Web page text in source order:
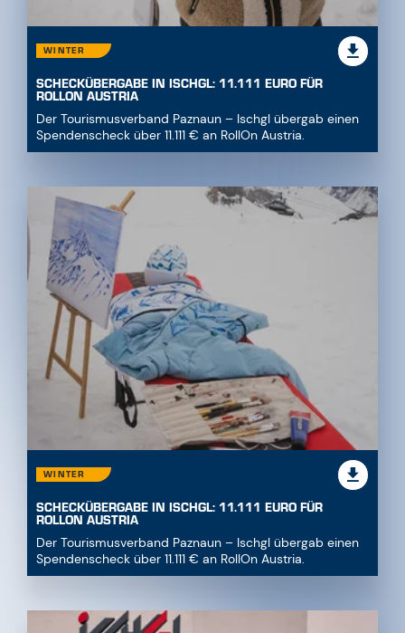
WINTER
SCHECKÜBERGABE IN ISCHGL: 11.111 EURO FÜR
ROLLON AUSTRIA
Der Tourismusverband Paznaun – Ischgl übergab einen
Spendenscheck über 11.111 € an RollOn Austria.
WINTER
SCHECKÜBERGABE IN ISCHGL: 11.111 EURO FÜR
ROLLON AUSTRIA
Der Tourismusverband Paznaun – Ischgl übergab einen
Spendenscheck über 11.111 € an RollOn Austria.